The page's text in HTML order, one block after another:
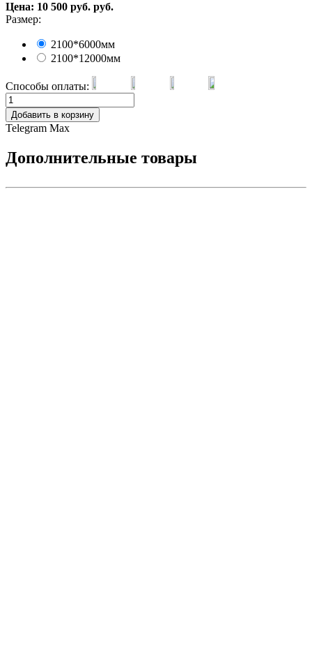
Цена: 10 500 руб. руб.
Размер:
2100*6000мм
2100*12000мм
Способы оплаты:
Добавить в корзину
Telegram Max
Дополнительные товары